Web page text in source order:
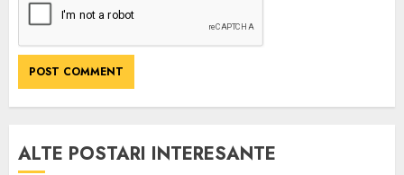
ALTE POSTARI INTERESANTE